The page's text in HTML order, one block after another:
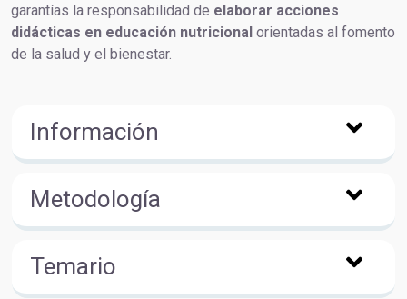
garantías la responsabilidad de elaborar acciones
didácticas en educación nutricional orientadas al fomento
de la salud y el bienestar.
Información
Metodología
Temario